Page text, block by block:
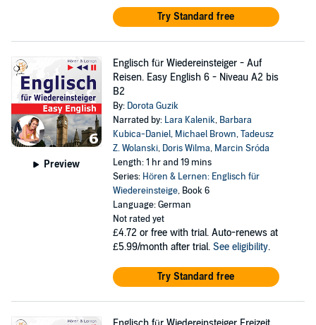
Try Standard free
Preview
Englisch für Wiedereinsteiger - Auf
Reisen. Easy English 6 - Niveau A2 bis
B2
By: Dorota Guzik
Narrated by: Lara Kalenik, Barbara
Kubica-Daniel, Michael Brown,Tadeusz
Z. Wolanski, Doris Wilma, Marcin Sróda
Length: 1 hr and 19 mins
Series: Hören & Lernen: Englisch für
Wiedereinsteige, Book 6
Language: German
Not rated yet
£4.72 or free with trial. Auto-renews at
£5.99/month after trial. See eligibility.
Try Standard free